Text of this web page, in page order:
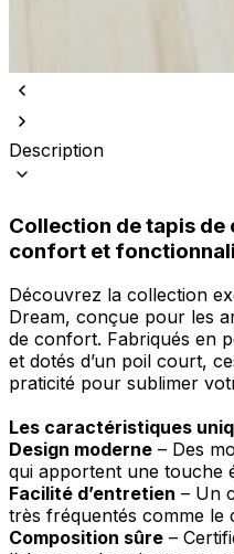
Description
Collection de tapis de
confort et
Découvrez la collection
Dream, conçue pour les
de confort. Fabriqués en
et dotés d’un poil court,
praticité pour sublimer
Les caractéristiques
Design moderne – Des
qui apportent une touche
Facilité d’entretien – Un
très fréquentés comme le
Composition sûre –